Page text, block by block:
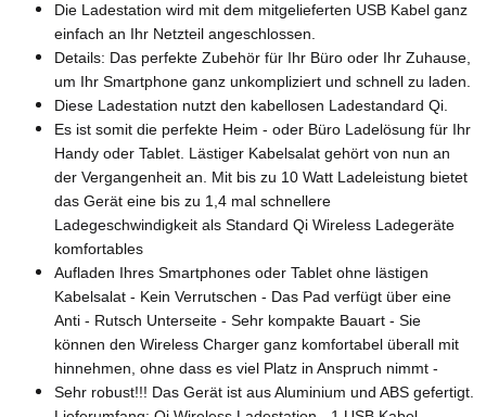
Die Ladestation wird mit dem mitgelieferten USB Kabel ganz
einfach an Ihr Netzteil angeschlossen.
Details: Das perfekte Zubehör für Ihr Büro oder Ihr Zuhause,
um Ihr Smartphone ganz unkompliziert und schnell zu laden.
Diese Ladestation nutzt den kabellosen Ladestandard Qi.
Es ist somit die perfekte Heim - oder Büro Ladelösung für Ihr
Handy oder Tablet. Lästiger Kabelsalat gehört von nun an
der Vergangenheit an. Mit bis zu 10 Watt Ladeleistung bietet
das Gerät eine bis zu 1,4 mal schnellere
Ladegeschwindigkeit als Standard Qi Wireless Ladegeräte
komfortables
Aufladen Ihres Smartphones oder Tablet ohne lästigen
Kabelsalat - Kein Verrutschen - Das Pad verfügt über eine
Anti - Rutsch Unterseite - Sehr kompakte Bauart - Sie
können den Wireless Charger ganz komfortabel überall mit
hinnehmen, ohne dass es viel Platz in Anspruch nimmt -
Sehr robust!!! Das Gerät ist aus Aluminium und ABS gefertigt.